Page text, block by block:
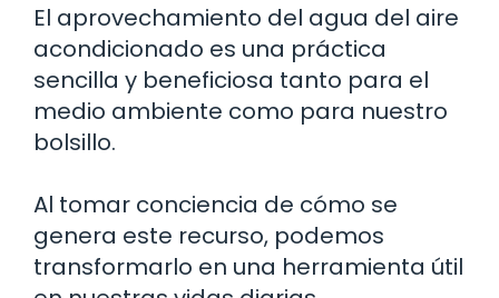
El aprovechamiento del agua del aire
acondicionado es una práctica
sencilla y beneficiosa tanto para el
medio ambiente como para nuestro
bolsillo.
Al tomar conciencia de cómo se
genera este recurso, podemos
transformarlo en una herramienta útil